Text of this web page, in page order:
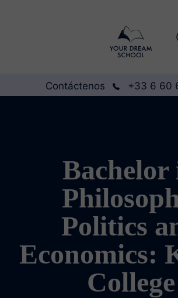
Contáctenos +33 6 60
Bachelor
Politics
Economics:
College